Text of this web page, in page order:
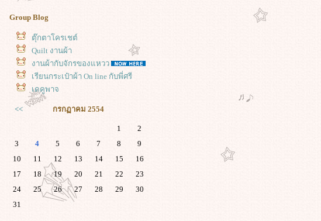
Group Blog
ตุ๊กตาโครเชต์
Quilt งานผ้า
งานผ้ากับจักรของแหวว
เรียนกระเป๋าผ้า On line กับพี่ศรี
เดคูพาจ
<< กรกฏาคม 2554
1
2
3
4 5 6 7 8
9
10
11 12 13 14 15
16
17
18 19 20 21 22
23
24
25 26 27 28 29
30
31